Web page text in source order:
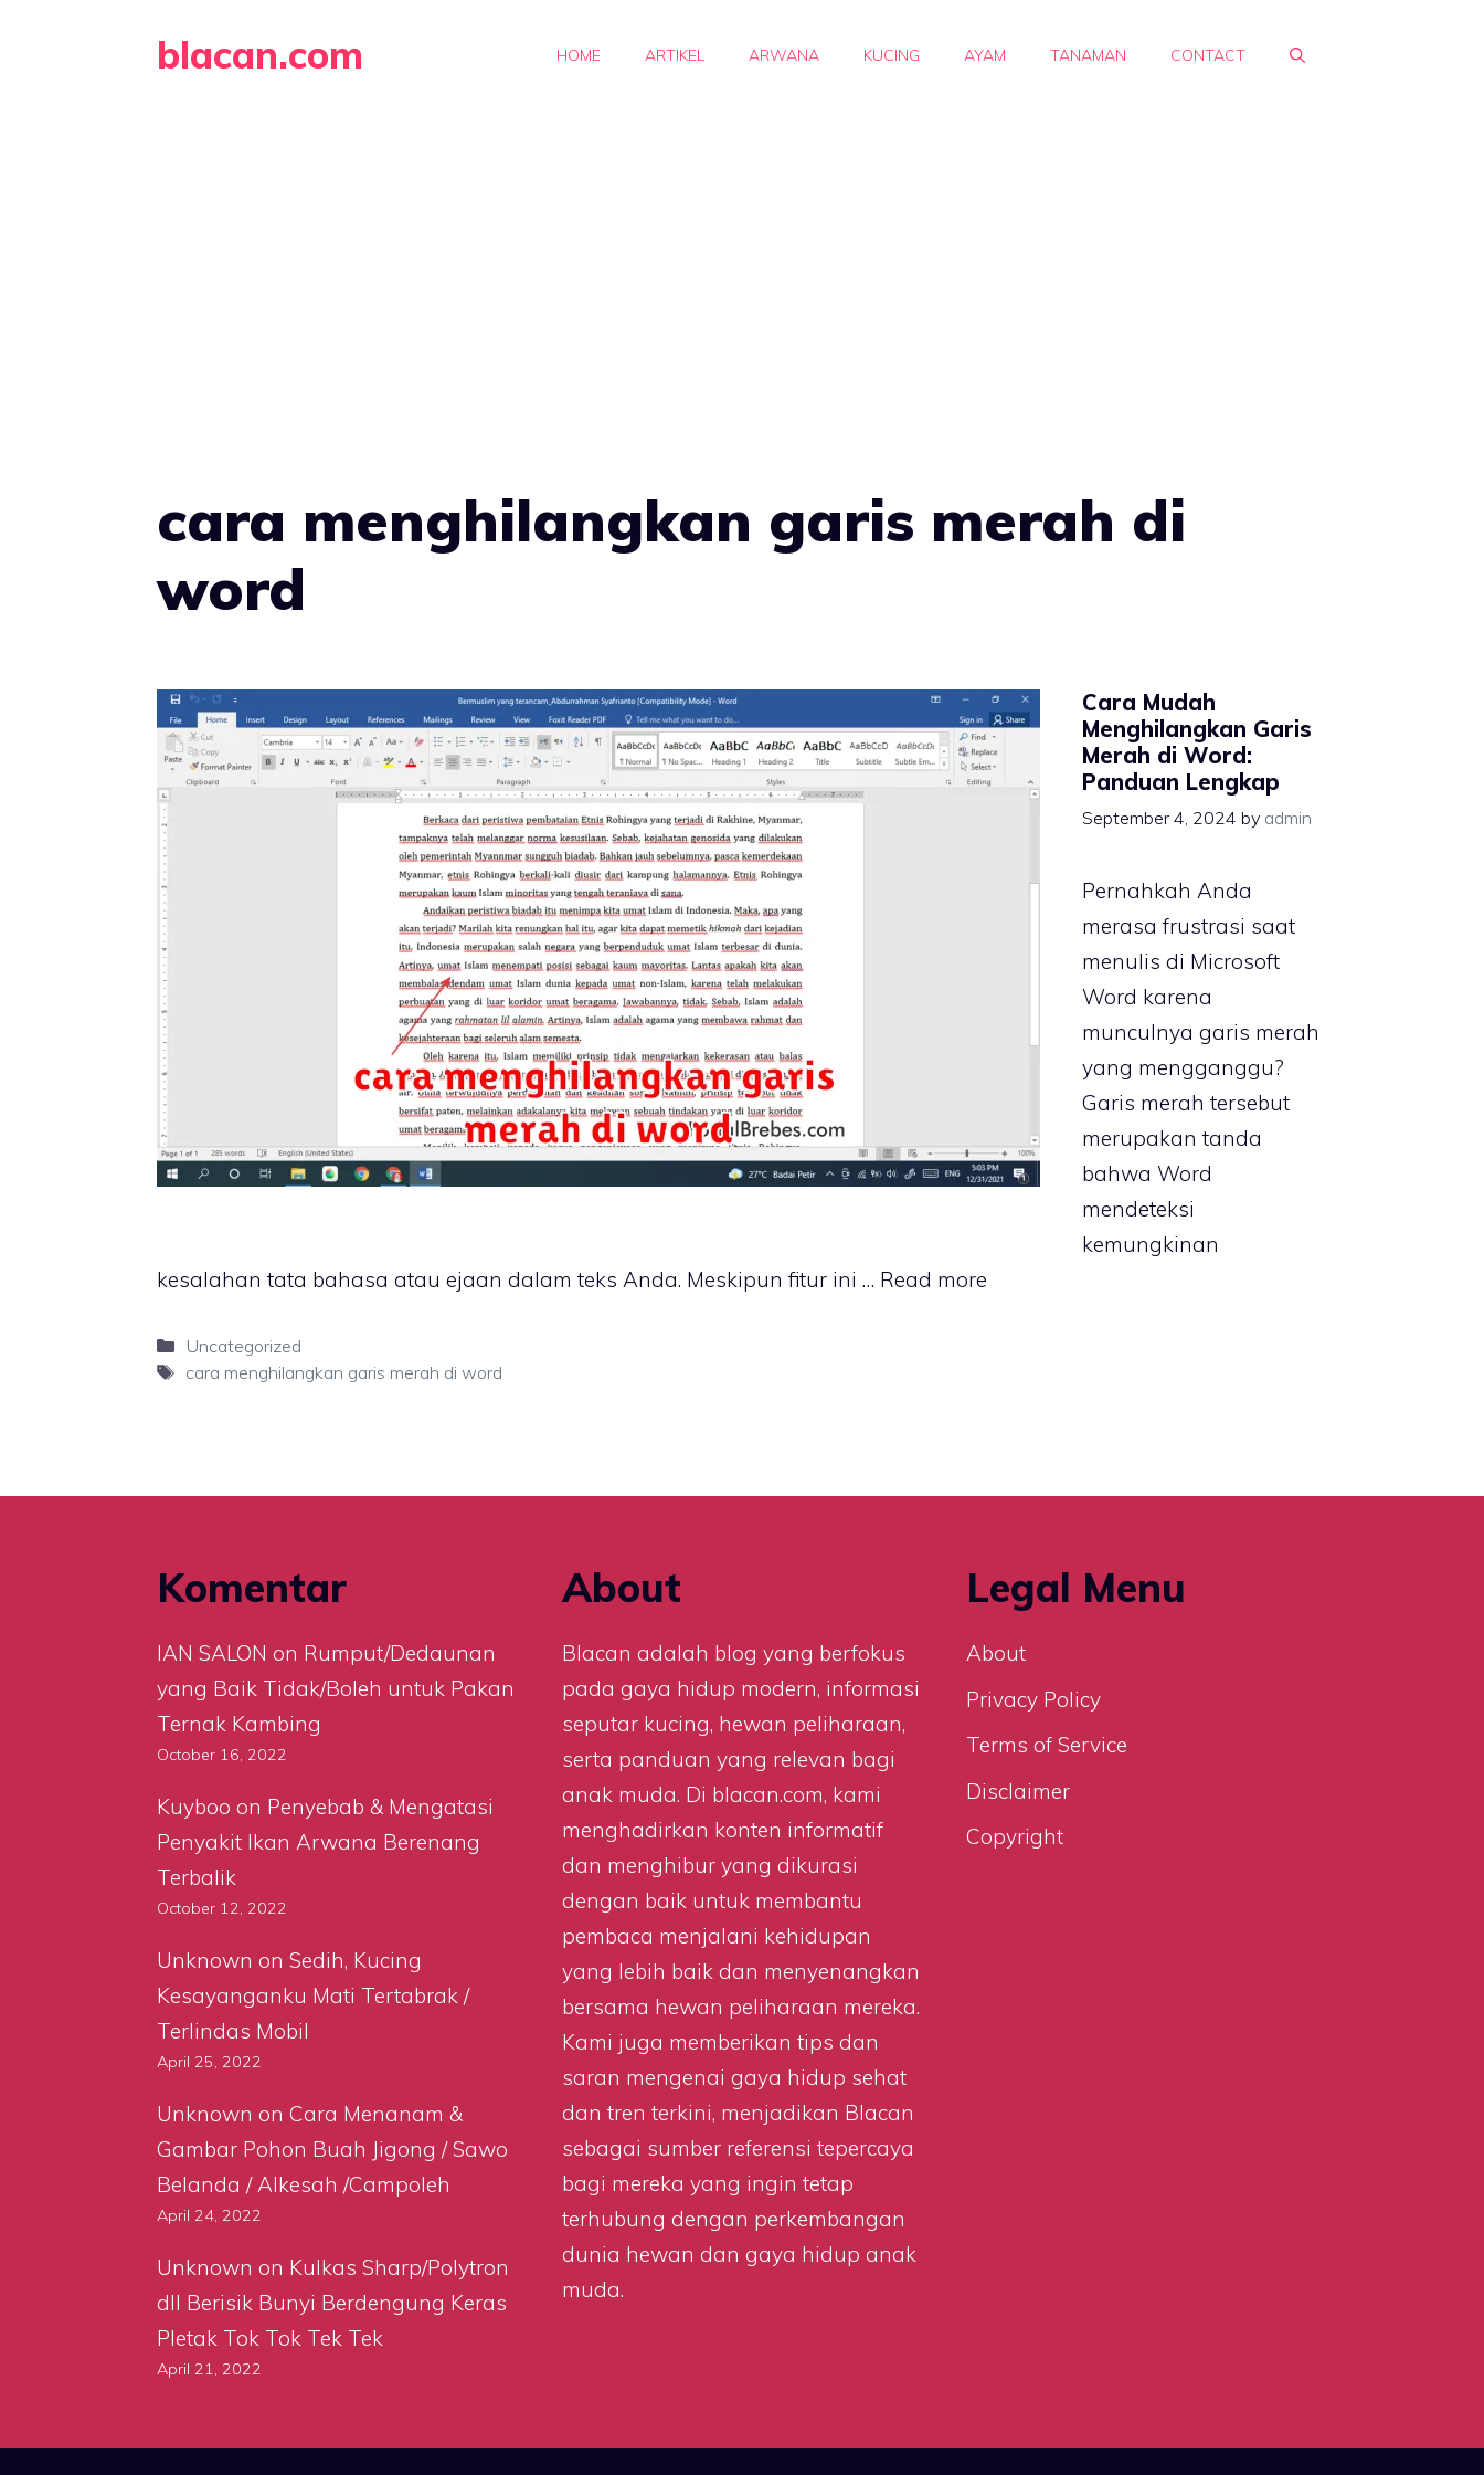
blacan.com HOME ARTIKEL ARWANA KUCING AYAM TANAMAN CONTACT
cara menghilangkan garis merah di
word
Cara Mudah
Menghilangkan Garis
Merah di Word:
Panduan Lengkap
September 4, 2024 by admin
Pernahkah Anda
merasa frustrasi saat
menulis di Microsoft
Word karena
munculnya garis merah
yang mengganggu?
Garis merah tersebut
merupakan tanda
bahwa Word
mendeteksi
kemungkinan
kesalahan tata bahasa atau ejaan dalam teks Anda. Meskipun fitur ini … Read more
Categories
Uncategorized
Tags
cara menghilangkan garis merah di word
Komentar
IAN SALON on Rumput/Dedaunan
yang Baik Tidak/Boleh untuk Pakan
Ternak Kambing
October 16, 2022
Kuyboo on Penyebab & Mengatasi
Penyakit Ikan Arwana Berenang
Terbalik
October 12, 2022
Unknown on Sedih, Kucing
Kesayanganku Mati Tertabrak /
Terlindas Mobil
April 25, 2022
Unknown on Cara Menanam &
Gambar Pohon Buah Jigong / Sawo
Belanda / Alkesah /Campoleh
April 24, 2022
Unknown on Kulkas Sharp/Polytron
dll Berisik Bunyi Berdengung Keras
Pletak Tok Tok Tek Tek
April 21, 2022
About
Blacan adalah blog yang berfokus
pada gaya hidup modern, informasi
seputar kucing, hewan peliharaan,
serta panduan yang relevan bagi
anak muda. Di blacan.com, kami
menghadirkan konten informatif
dan menghibur yang dikurasi
dengan baik untuk membantu
pembaca menjalani kehidupan
yang lebih baik dan menyenangkan
bersama hewan peliharaan mereka.
Kami juga memberikan tips dan
saran mengenai gaya hidup sehat
dan tren terkini, menjadikan Blacan
sebagai sumber referensi tepercaya
bagi mereka yang ingin tetap
terhubung dengan perkembangan
dunia hewan dan gaya hidup anak
muda.
Legal Menu
About
Privacy Policy
Terms of Service
Disclaimer
Copyright